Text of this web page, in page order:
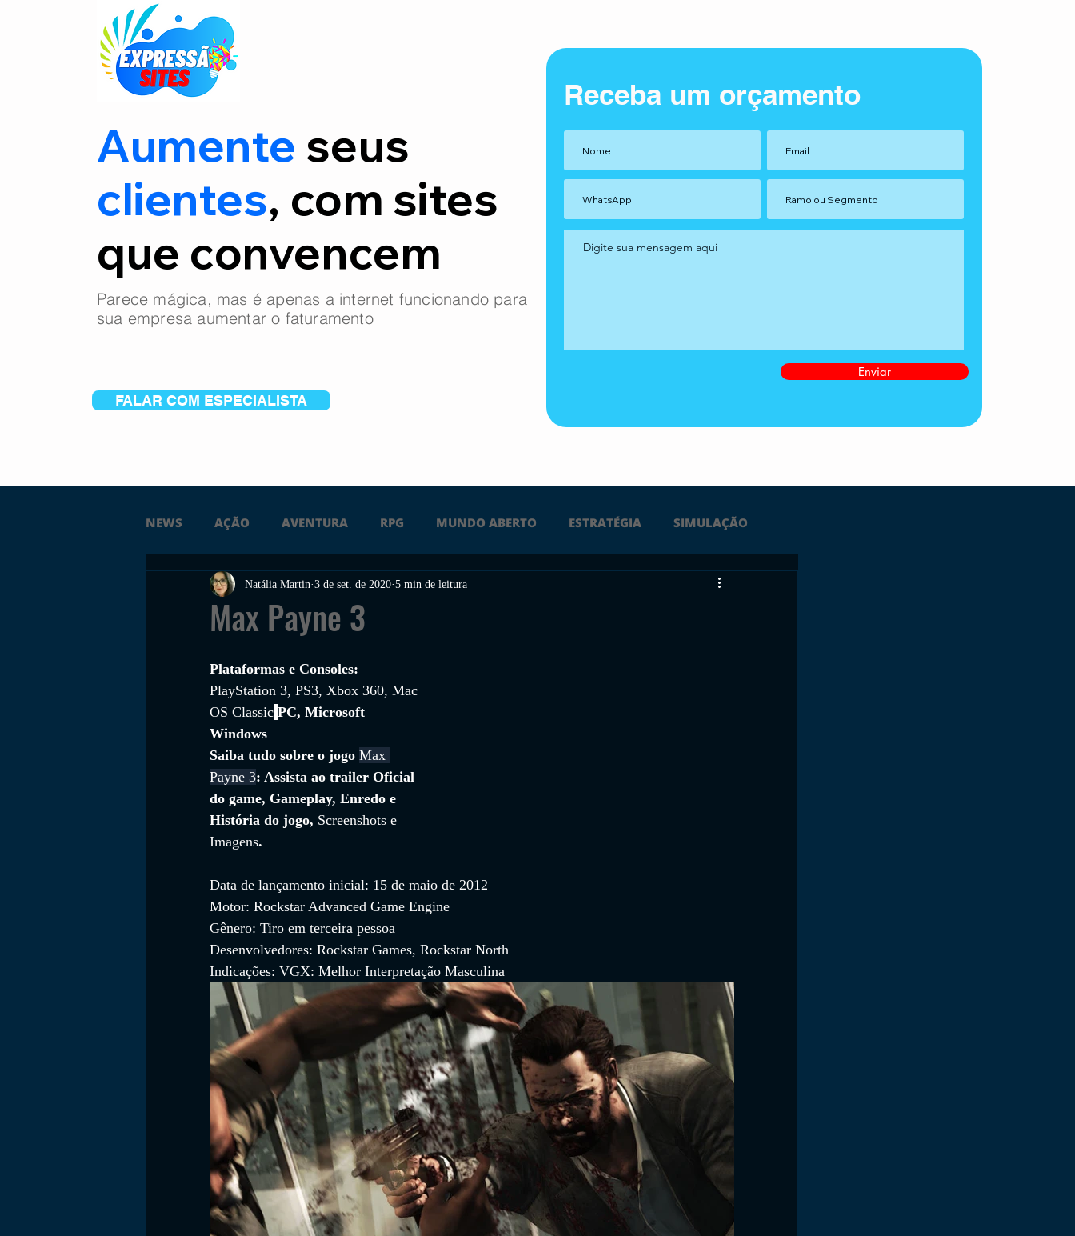
Aumente seus
clientes, com sites
que convencem
Parece mágica, mas é apenas a internet funcionando para
sua empresa aumentar o faturamento
FALAR COM ESPECIALISTA
Receba um orçamento
Enviar
NEWS AÇÃO AVENTURA RPG MUNDO ABERTO ESTRATÉGIA SIMULAÇÃO
FICÇÃO TERROR PC PS4 PS5 ÚLTIMAS
SOBREVIVÊNCIA CONSTRUÇÃO
FILMES
Max Payne 3
Natália Martin 3 de set. de 2020 5 min de leitura
Plataformas e Consoles:
PlayStation 3, PS3, Xbox 360, Mac
OS Classic PC, Microsoft
Windows
Saiba tudo sobre o jogo Max
Payne 3: Assista ao trailer Oficial
do game, Gameplay, Enredo e
História do jogo, Screenshots e
Imagens.
Data de lançamento inicial: 15 de maio de 2012
Motor: Rockstar Advanced Game Engine
Gênero: Tiro em terceira pessoa
Desenvolvedores: Rockstar Games, Rockstar North
Indicações: VGX: Melhor Interpretação Masculina